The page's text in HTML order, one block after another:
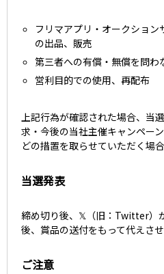
フリマアプリ・オークショ
の出品、販売
第三者への有償・無償を問わ
営利目的での使用、再配布
上記行為が確認された場合、当
求・今後の当社主催キャンペー
どの措置を取らせていただく場
当選発表
締め切り後、 𝕏（旧：Twitter）
後、賞品の送付をもって代えさせ
ご注意